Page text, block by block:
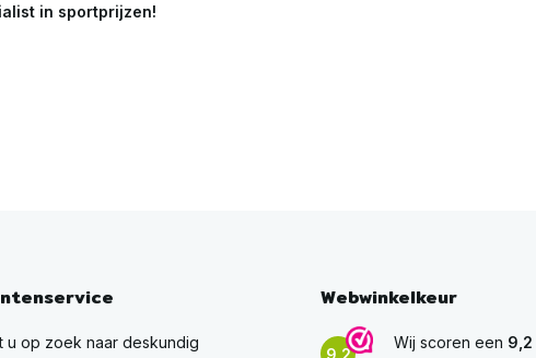
in sportprijzen!
u op zoek naar deskundig
Webwinkelkeur
9,2
Wij scoren een 9,2